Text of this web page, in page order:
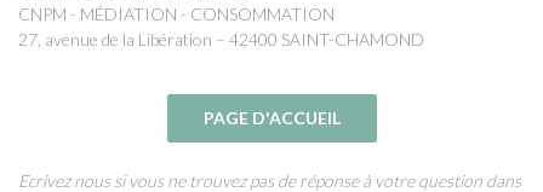
CNPM - MÉDIATION - CONSOMMATION
27, avenue de la Libération – 42400 SAINT-CHAMOND
Ecrivez nous si vous ne trouvez pas de réponse à votre question dans